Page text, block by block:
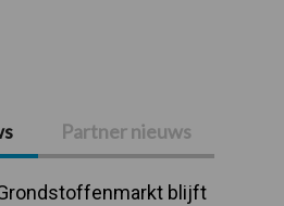
Partner nieuws
blijft